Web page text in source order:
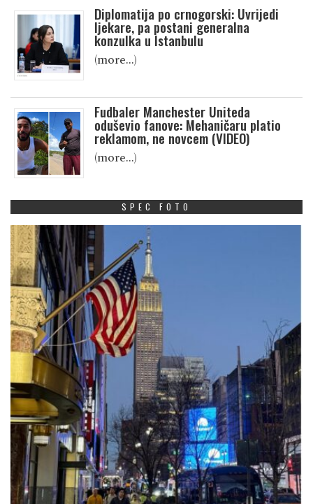
Diplomatija po crnogorski: Uvrijedi
ljekare, pa postani generalna
konzulka u Istanbulu
(more…)
Fudbaler Manchester Uniteda
oduševio fanove: Mehaničaru platio
reklamom, ne novcem (VIDEO)
(more…)
SPEC FOTO